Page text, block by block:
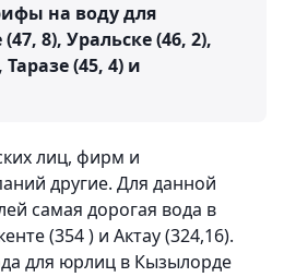
на воду для
8), Уральске (46, 2),
(45, 4) и
лиц, фирм и
другие. Для данной
самая дорогая вода в
(354 ) и Актау (324,16).
для юрлиц в Кызылорде